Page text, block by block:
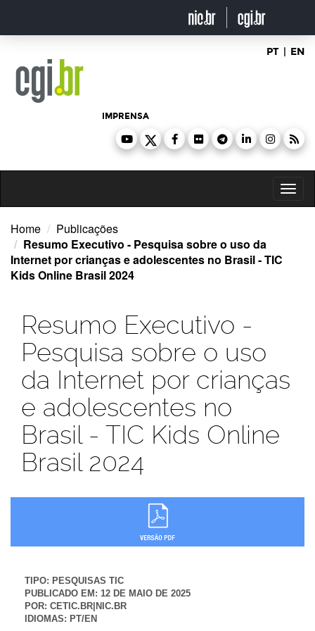
o
PT | EN
IMPRENSA
Home
Publicações
Resumo Executivo - Pesquisa sobre o uso da
Internet por crianças e adolescentes no Brasil - TIC
Kids Online Brasil 2024
Resumo Executivo -
Pesquisa sobre o uso
da Internet por crianças
e adolescentes no
Brasil - TIC Kids Online
Brasil 2024
TIPO: PESQUISAS TIC
PUBLICADO EM: 12 DE MAIO DE 2025
POR: CETIC.BR|NIC.BR
IDIOMAS: PT/EN